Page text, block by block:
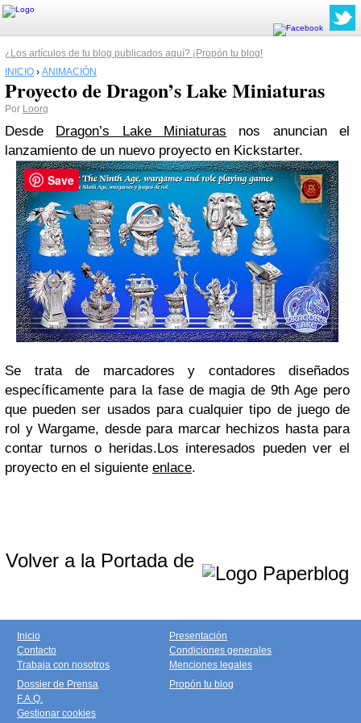
¿Los artículos de tu blog publicados aquí? ¡Propón tu blog!
INICIO › ANIMACIÓN
Proyecto de Dragon’s Lake Miniaturas
Por Loorg
Desde Dragon’s Lake Miniaturas nos anuncian el
lanzamiento de un nuevo proyecto en Kickstarter.
Se trata de marcadores y contadores diseñados
específicamente para la fase de magia de 9th Age pero
que pueden ser usados para cualquier tipo de juego de
rol y Wargame, desde para marcar hechizos hasta para
contar turnos o heridas.Los interesados pueden ver el
proyecto en el siguiente enlace.
Volver a la Portada de
Inicio
Contacto
Trabaja con nosotros
Presentación
Condiciones generales
Menciones legales
Dossier de Prensa
F.A.Q.
Gestionar cookies
Propón tu blog
Save